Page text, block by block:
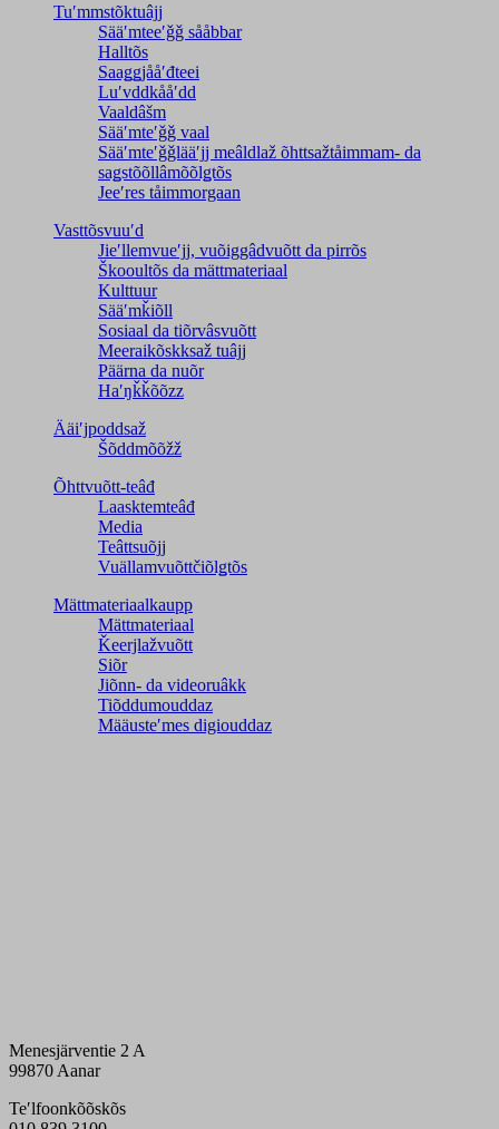
Tuʹmmstõktuâjj
Sääʹmteeʹǧǧ sååbbar
Halltõs
Saaǥǥjååʹđteei
Luʹvddkååʹdd
Vaaldâšm
Sääʹmteʹǧǧ vaal
Sääʹmteʹǧǧlääʹjj meâldlaž õhttsažtåimmam- da
saǥstõõllâmõõlǥtõs
Jeeʹres tåimmorgaan
Vasttõsvuuʹd
Jieʹllemvueʹjj, vuõiggâdvuõtt da pirrõs
Škooultõs da mättmateriaal
Kulttuur
Sääʹmǩiõll
Sosiaal da tiõrvâsvuõtt
Meeraikõskksaž tuâjj
Päärna da nuõr
Haʹŋǩǩõõzz
Ääiʹjpoddsaž
Šõddmõõžž
Õhttvuõtt-teâđ
Laasktemteâđ
Media
Teâttsuõjj
Vuällamvuõttčiõlǥtõs
Mättmateriaalkaupp
Mättmateriaal
Ǩeerjlažvuõtt
Siõr
Jiõnn- da videoruâkk
Tiõddumouddaz
Määusteʹmes digiouddaz
Menesjärventie 2 A
99870 Aanar
Teʹlfoonkõõskõs